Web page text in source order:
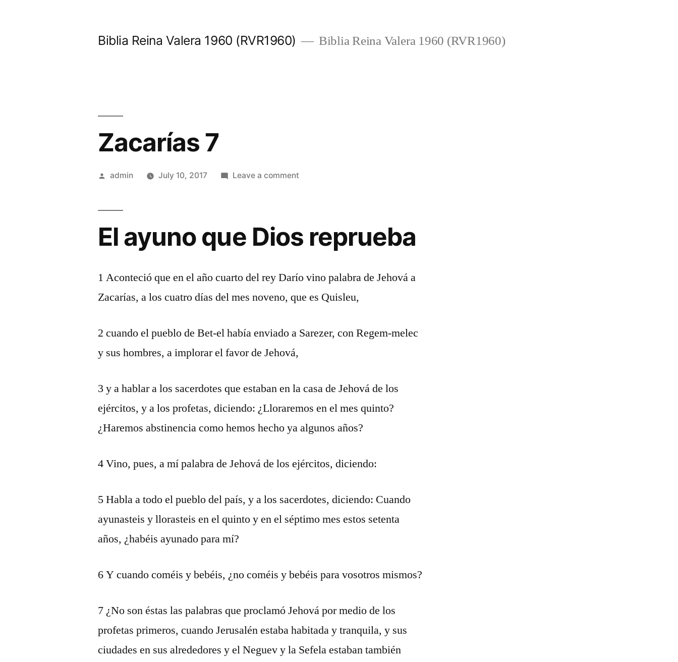
Biblia Reina Valera 1960 (RVR1960) Biblia Reina Valera 1960 (RVR1960)
Zacarías 7
Posted
admin July 10, 2017 Leave a commenton
El ayuno que Dios reprueba
1 Aconteció que en el año cuarto del rey Darío vino palabra de Jehová a
Zacarías, a los cuatro días del mes noveno, que es Quisleu,
2 cuando el pueblo de Bet-el había enviado a Sarezer, con Regem-melec
y sus hombres, a implorar el favor de Jehová,
3 y a hablar a los sacerdotes que estaban en la casa de Jehová de los
ejércitos, y a los profetas, diciendo: ¿Lloraremos en el mes quinto?
¿Haremos abstinencia como hemos hecho ya algunos años?
4 Vino, pues, a mí palabra de Jehová de los ejércitos, diciendo:
5 Habla a todo el pueblo del país, y a los sacerdotes, diciendo: Cuando
ayunasteis y llorasteis en el quinto y en el séptimo mes estos setenta
años, ¿habéis ayunado para mí?
6 Y cuando coméis y bebéis, ¿no coméis y bebéis para vosotros mismos?
7 ¿No son éstas las palabras que proclamó Jehová por medio de los
profetas primeros, cuando Jerusalén estaba habitada y tranquila, y sus
ciudades en sus alrededores y el Neguev y la Sefela estaban también